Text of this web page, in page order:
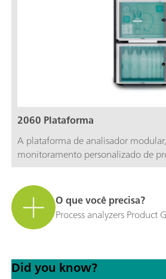
2060 Plataforma
A plataforma de analisador
monitoramento personalizado de
O que você precisa?
Process analyzers Product
Did you know?